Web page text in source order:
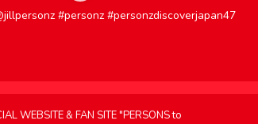
#personz #personzdiscoverjapan47
WEBSITE & FAN SITE "PERSONS to